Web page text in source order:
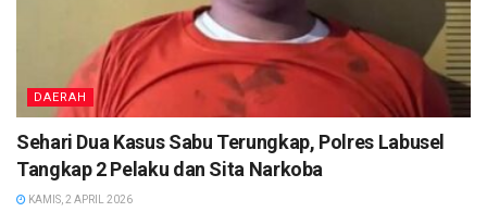
DAERAH
Sehari Dua Kasus Sabu Terungkap, Polres Labusel
Tangkap 2 Pelaku dan Sita Narkoba
KAMIS, 2 APRIL 2026